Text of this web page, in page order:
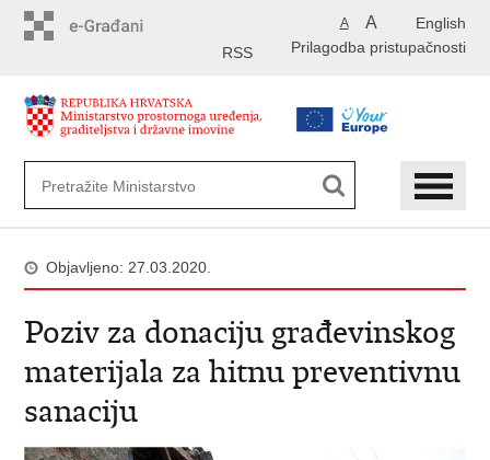
English
A A
Prilagodba pristupačnosti
RSS
Objavljeno: 27.03.2020.
Poziv za donaciju građevinskog
materijala za hitnu preventivnu
sanaciju